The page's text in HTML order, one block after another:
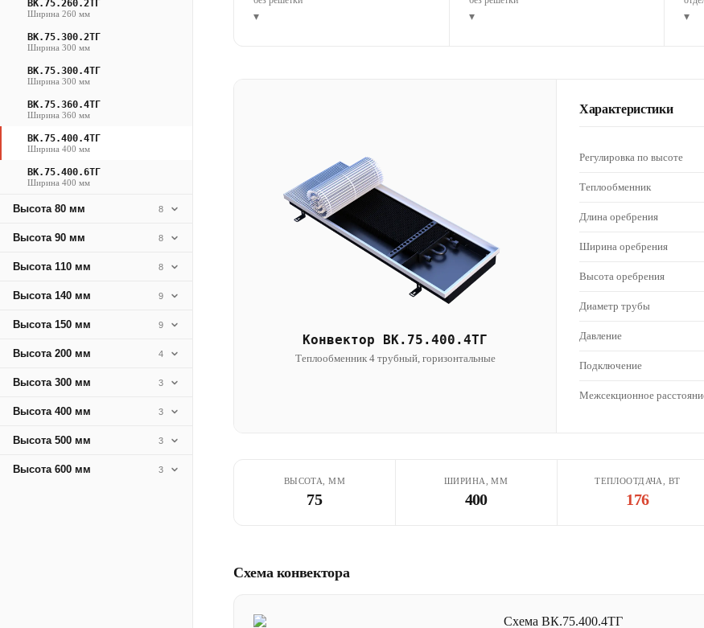
ВК.75.260.2ТГ
Ширина 260 мм
ВК.75.300.2ТГ
Ширина 300 мм
ВК.75.300.4ТГ
Ширина 300 мм
ВК.75.360.4ТГ
Ширина 360 мм
ВК.75.400.4ТГ
Ширина 400 мм
ВК.75.400.6ТГ
Ширина 400 мм
Высота 80 мм 8
Высота 90 мм 8
Высота 110 мм 8
Высота 140 мм 9
Высота 150 мм 9
Высота 200 мм 4
Высота 300 мм 3
Высота 400 мм 3
Высота 500 мм 3
Высота 600 мм 3
▾ ▾ ▾
Конвектор ВК.75.400.4ТГ
Теплообменник 4 трубный, горизонтальные
Характеристики
Регулировка по высоте
Теплообменник
Длина оребрения
Ширина оребрения
Высота оребрения
Диаметр трубы
Давление
Подключение
Межсекционное
ВЫСОТА, ММ
75
ШИРИНА, ММ
400
ТЕПЛООТДАЧА, ВТ
176
Схема конвектора